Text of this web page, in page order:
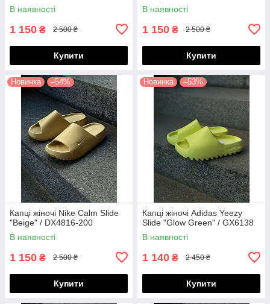
В наявності
1 150 ₴ 2 500 ₴
Купити
В наявності
1 150 ₴ 2 500 ₴
Купити
Новинка –54%
Капці жіночі Nike Calm Slide
"Beige" / DX4816-200
В наявності
1 150 ₴ 2 500 ₴
Купити
Новинка –53%
Капці жіночі Adidas Yeezy
Slide "Glow Green" / GX6138
В наявності
1 140 ₴ 2 450 ₴
Купити